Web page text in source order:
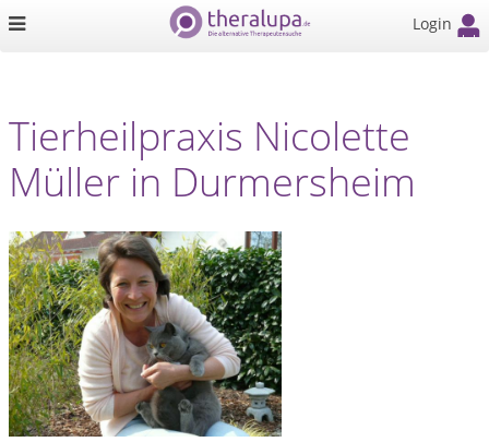
Login
Tierheilpraxis Nicolette
Müller in Durmersheim